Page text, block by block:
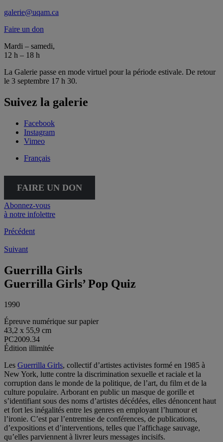
galerie@uqam.ca
Faire un don
Mardi – samedi,
12 h – 18 h
La Galerie passe en mode virtuel pour la période estivale. De retour
le 3 septembre 17 h 30.
Suivez la galerie
Facebook
Instagram
Vimeo
Français
FAIRE UN DON
Abonnez-vous
à notre infolettre
Précédent
Suivant
Guerrilla Girls
Guerrilla Girls’ Pop Quiz
1990
Épreuve numérique sur papier
43,2 x 55,9 cm
PC2009.34
Édition illimitée
Les Guerrilla Girls, collectif d’artistes activistes formé en 1985 à
New York, lutte contre la discrimination sexuelle et raciale et la
corruption dans le monde de la politique, de l’art, du film et de la
culture populaire. Arborant en public un masque de gorille et
s’identifiant sous des noms d’artistes décédées, elles dénoncent haut
et fort les inégalités entre les genres en employant l’humour et
l’ironie. C’est par l’entremise de conférences, de publications,
d’expositions et d’interventions, telles que l’affichage sauvage,
qu’elles parviennent à livrer leurs messages incisifs.